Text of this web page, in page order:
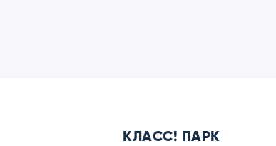
КЛАСС! ПАРК